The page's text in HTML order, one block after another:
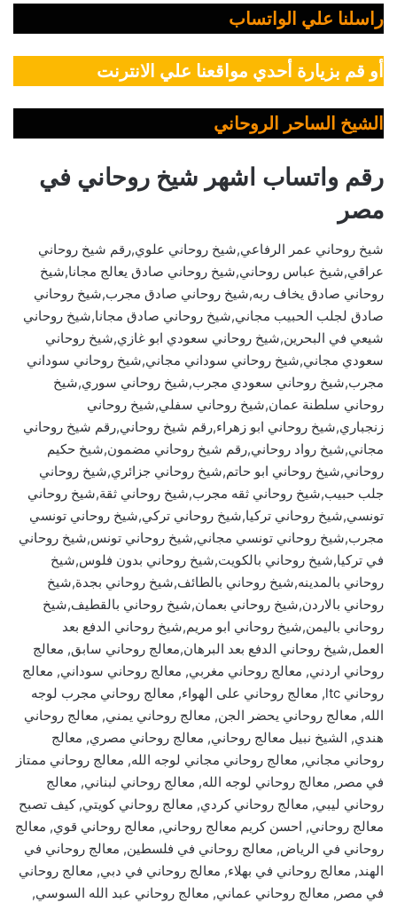
راسلنا علي الواتساب
أو قم بزيارة أحدي مواقعنا علي الانترنت
الشيخ الساحر الروحاني
رقم واتساب اشهر شيخ روحاني في
مصر
شيخ روحاني عمر الرفاعي,شيخ روحاني علوي,رقم شيخ روحاني
عراقي,شيخ عباس روحاني,شيخ روحاني صادق يعالج مجانا,شيخ
روحاني صادق يخاف ربه,شيخ روحاني صادق مجرب,شيخ روحاني
صادق لجلب الحبيب مجاني,شيخ روحاني صادق مجانا,شيخ روحاني
شيعي في البحرين,شيخ روحاني سعودي ابو غازي,شيخ روحاني
سعودي مجاني,شيخ روحاني سوداني مجاني,شيخ روحاني سوداني
مجرب,شيخ روحاني سعودي مجرب,شيخ روحاني سوري,شيخ
روحاني سلطنة عمان,شيخ روحاني سفلي,شيخ روحاني
زنجباري,شيخ روحاني ابو زهراء,رقم شيخ روحاني,رقم شيخ روحاني
مجاني,شيخ رواد روحاني,رقم شيخ روحاني مضمون,شيخ حكيم
روحاني,شيخ روحاني ابو حاتم,شيخ روحاني جزائري,شيخ روحاني
جلب حبيب,شيخ روحاني ثقه مجرب,شيخ روحاني ثقة,شيخ روحاني
تونسي,شيخ روحاني تركيا,شيخ روحاني تركي,شيخ روحاني تونسي
مجرب,شيخ روحاني تونسي مجاني,شيخ روحاني تونس,شيخ روحاني
في تركيا,شيخ روحاني بالكويت,شيخ روحاني بدون فلوس,شيخ
روحاني بالمدينه,شيخ روحاني بالطائف,شيخ روحاني بجدة,شيخ
روحاني بالاردن,شيخ روحاني بعمان,شيخ روحاني بالقطيف,شيخ
روحاني باليمن,شيخ روحاني ابو مريم,شيخ روحاني الدفع بعد
العمل,شيخ روحاني الدفع بعد البرهان,معالج روحاني سابق, معالج
روحاني اردني, معالج روحاني مغربي, معالج روحاني سوداني, معالج
روحاني ltc, معالج روحاني على الهواء, معالج روحاني مجرب لوجه
الله, معالج روحاني يحضر الجن, معالج روحاني يمني, معالج روحاني
هندي, الشيخ نبيل معالج روحاني, معالج روحاني مصري, معالج
روحاني مجاني, معالج روحاني مجاني لوجه الله, معالج روحاني ممتاز
في مصر, معالج روحاني لوجه الله, معالج روحاني لبناني, معالج
روحاني ليبي, معالج روحاني كردي, معالج روحاني كويتي, كيف تصبح
معالج روحاني, احسن كريم معالج روحاني, معالج روحاني قوي, معالج
روحاني في الرياض, معالج روحاني في فلسطين, معالج روحاني في
الهند, معالج روحاني في بهلاء, معالج روحاني في دبي, معالج روحاني
في مصر, معالج روحاني عماني, معالج روحاني عبد الله السوسي,